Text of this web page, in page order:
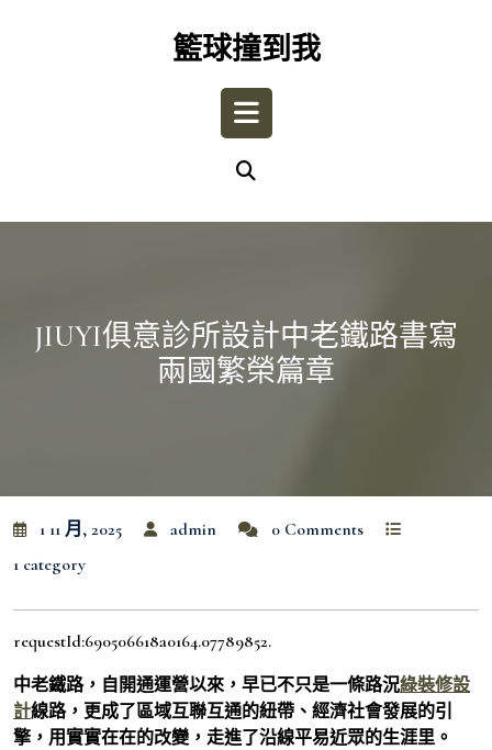
籃球撞到我
Open
JIUYI俱意診所設計中老鐵路書寫
兩國繁榮篇章
1 11 月, 2025 admin
0 Comments
1 category
requestId:690506618a0164.07789852.
中老鐵路，自開通運營以來，早已不只是一條路況綠裝修設
計線路，更成了區域互聯互通的紐帶、經濟社會發展的引
擎，用實實在在的改變，走進了沿線平易近眾的生涯里。